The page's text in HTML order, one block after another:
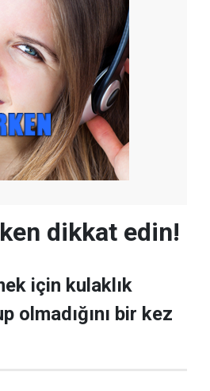
dikkat edin!
için kulaklık
olmadığını bir kez